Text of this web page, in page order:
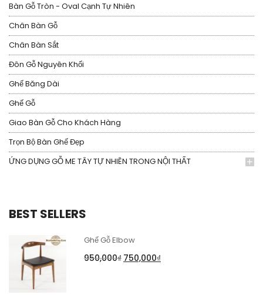
Bàn Gỗ Tròn - Oval Cạnh Tự Nhiên
Chân Bàn Gỗ
Chân Bàn Sắt
Đôn Gỗ Nguyên Khối
Ghế Băng Dài
Ghế Gỗ
Giao Bàn Gỗ Cho Khách Hàng
Trọn Bộ Bàn Ghế Đẹp
ỨNG DỤNG GỖ ME TÂY TỰ NHIÊN TRONG NỘI THẤT
BEST SELLERS
Ghế Gỗ Elbow
950,000₫ 750,000₫